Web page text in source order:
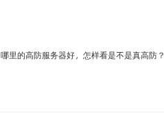
哪里的高防服务器好，怎样看是不是真高防？